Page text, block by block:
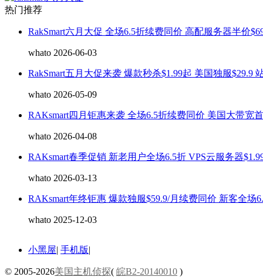
热门推荐
RakSmart六月大促 全场6.5折续费同价 高配服务器半价
whato 2026-06-03
RakSmart五月大促来袭 爆款秒杀$1.99起 美国独服$29.9
whato 2026-05-09
RAKsmart四月钜惠来袭 全场6.5折续费同价 美国大带宽
whato 2026-04-08
RAKsmart春季促销 新老用户全场6.5折 VPS云服务器
whato 2026-03-13
RAKsmart年终钜惠 爆款独服$59.9/月续费同价 新客全场
whato 2025-12-03
小黑屋| 手机版|
© 2005-2026美国主机侦探( 皖B2-20140010 )